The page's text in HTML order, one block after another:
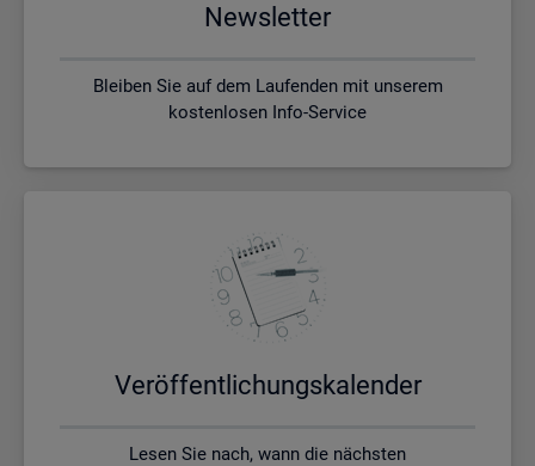
News­let­ter
Bleiben Sie auf dem Laufenden mit unserem
kostenlosen Info-Service
Ver­öf­fent­li­chungs­ka­len­der
Lesen Sie nach, wann die nächsten